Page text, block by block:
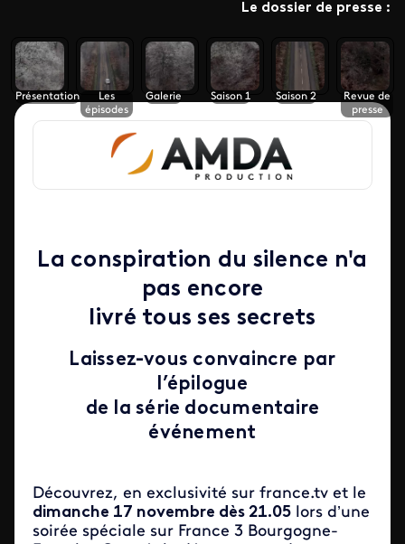
Le dossier de presse :
Présentation
Les
épisodes
Galerie Saison 1 Saison 2
Revue de
presse
La conspiration du silence n'a
pas encore
livré tous ses secrets
Laissez-vous convaincre par
l’épilogue
de la série documentaire
événement
Découvrez, en exclusivité sur france.tv et le
dimanche 17 novembre dès 21.05 lors d’une
soirée spéciale sur France 3 Bourgogne-